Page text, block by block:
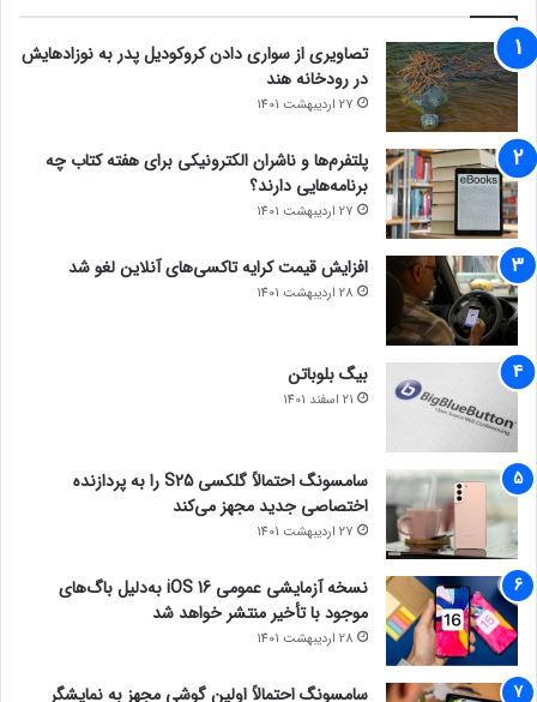
تصاویری از سواری دادن کروکودیل پدر به نوزادهایش
در رودخانه هند
27 اردیبهشت 1401
پلتفرم‌ها و ناشران الکترونیکی برای هفته کتاب چه
برنامه‌هایی دارند؟
27 اردیبهشت 1401
افزایش قیمت کرایه تاکسی‌های آنلاین لغو شد
28 اردیبهشت 1401
بیگ بلوباتن
21 اسفند 1401
سامسونگ احتمالاً گلکسی S25 را به پردازنده
اختصاصی جدید مجهز می‌کند
27 اردیبهشت 1401
نسخه آزمایشی عمومی iOS 16 به‌دلیل باگ‌های
موجود با تأخیر منتشر خواهد شد
28 اردیبهشت 1401
سامسونگ احتمالاً اولین گوشی مجهز به نمایشگر